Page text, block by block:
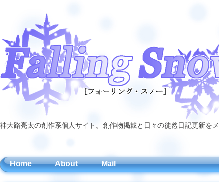
神大路亮太の創作系個人サイト。創作物掲載と日々の徒然日記更新
Home About Mail